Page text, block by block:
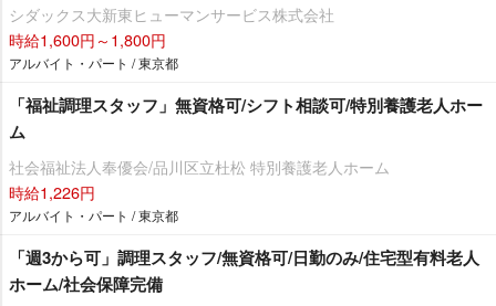
シダックス大新東ヒューマンサービス株式会社
時給1,600円～1,800円
アルバイト・パート / 東京都
「福祉調理スタッフ」無資格可/シフト相談可/特別養護老人ホー
ム
社会福祉法人奉優会/品川区立杜松 特別養護老人ホーム
時給1,226円
アルバイト・パート / 東京都
「週3から可」調理スタッフ/無資格可/日勤のみ/住宅型有料老人
ホーム/社会保障完備